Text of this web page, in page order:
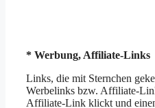
* Werbung, Affiliate-Links
Links, die mit Sternchen
Werbelinks bzw. Affiliate-
Affiliate-Link klickt und